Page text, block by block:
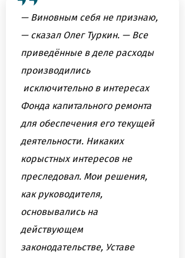
— Виновным себя не признаю,
— сказал Олег Туркин. — Все
приведённые в деле расходы
производились
исключительно в интересах
Фонда капитального ремонта
для обеспечения его текущей
деятельности. Никаких
корыстных интересов не
преследовал. Мои решения,
как руководителя,
основывались на
действующем
законодательстве, Уставе